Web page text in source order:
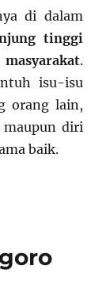
di dalam
tinggi
.
isu-isu
orang lain,
maupun diri
baik.